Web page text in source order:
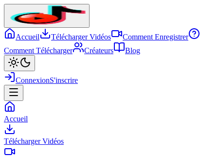
Accueil Télécharger Vidéos
Comment Enregistrer
Comment Télécharger
Créateurs Blog
ConnexionS'inscrire
Accueil
Télécharger Vidéos